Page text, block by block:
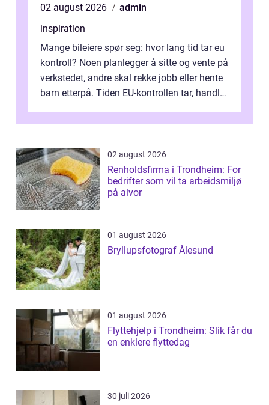
02 august 2026
admin
inspiration
Mange bileiere spør seg: hvor lang tid tar eu
kontroll? Noen planlegger å sitte og vente på
verkstedet, andre skal rekke jobb eller hente
barn etterpå. Tiden EU-kontrollen tar, handler
02 august 2026
Renholdsfirma i Trondheim: For
bedrifter som vil ta arbeidsmiljø
på alvor
01 august 2026
Bryllupsfotograf Ålesund
01 august 2026
Flyttehjelp i Trondheim: Slik får du
en enklere flyttedag
30 juli 2026